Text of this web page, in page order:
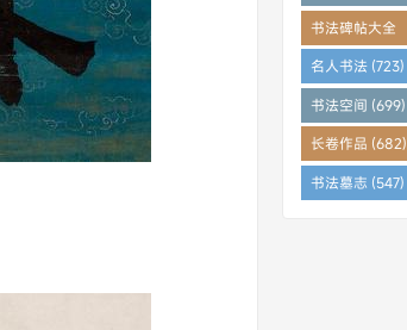
书法碑帖大全
(784)
名人书法 (723)
书法空间 (699)
长卷作品 (682)
书法墓志 (547)